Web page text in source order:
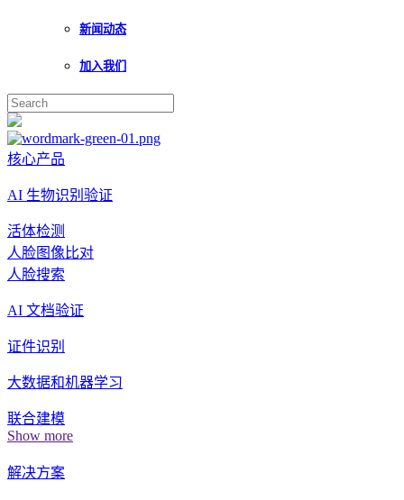
新闻动态
加入我们
核心产品
AI 生物识别验证
活体检测
人脸图像比对
人脸搜索
AI 文档验证
证件识别
大数据和机器学习
联合建模
Show more
解决方案